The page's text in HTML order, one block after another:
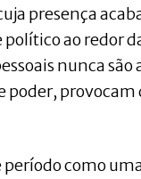
presença
ao redor
nunca são
poder, provocam
como